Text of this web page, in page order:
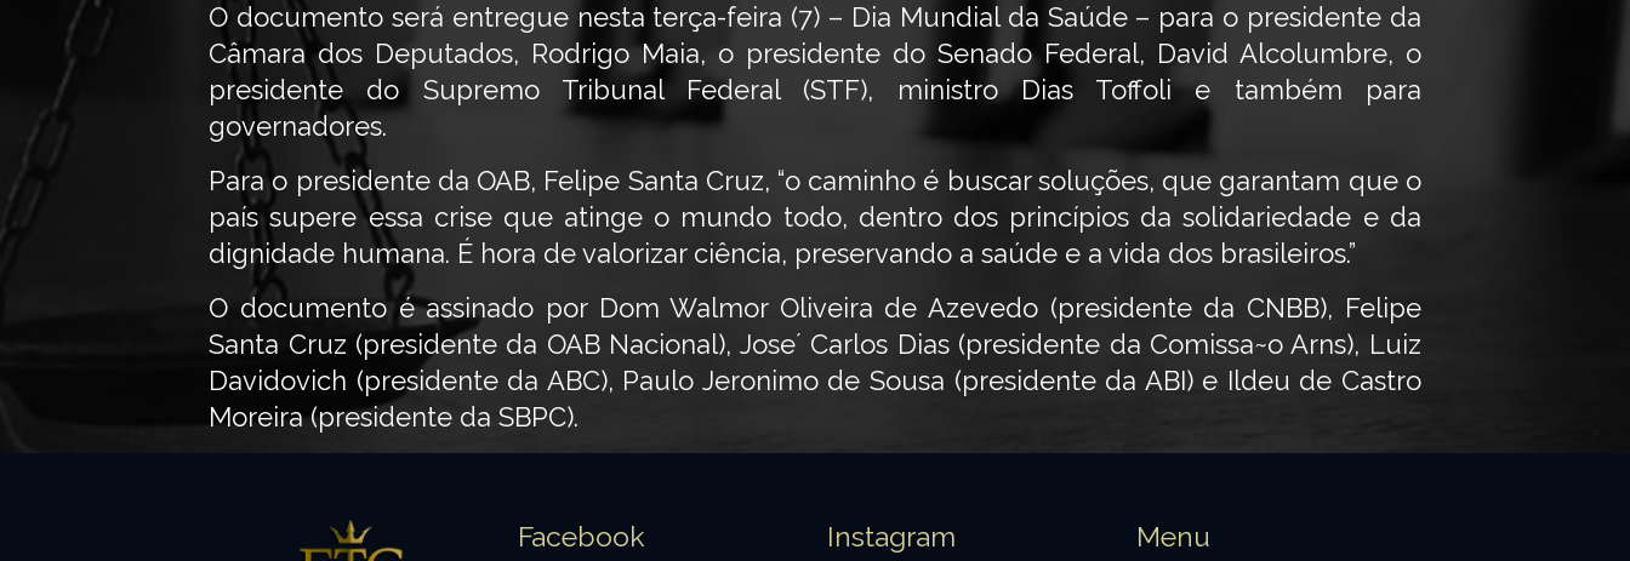
O documento será entregue nesta terça-feira (7) – Dia Mundial da Saúde – para o presidente da
Câmara dos Deputados, Rodrigo Maia, o presidente do Senado Federal, David Alcolumbre, o
presidente do Supremo Tribunal Federal (STF), ministro Dias Toffoli e também para
governadores.
Para o presidente da OAB, Felipe Santa Cruz, “o caminho é buscar soluções, que garantam que o
país supere essa crise que atinge o mundo todo, dentro dos princípios da solidariedade e da
dignidade humana. É hora de valorizar ciência, preservando a saúde e a vida dos brasileiros.”
O documento é assinado por Dom Walmor Oliveira de Azevedo (presidente da CNBB), Felipe
Santa Cruz (presidente da OAB Nacional), Jose´ Carlos Dias (presidente da Comissa~o Arns), Luiz
Davidovich (presidente da ABC), Paulo Jeronimo de Sousa (presidente da ABI) e Ildeu de Castro
Moreira (presidente da SBPC).
Facebook Instagram Menu